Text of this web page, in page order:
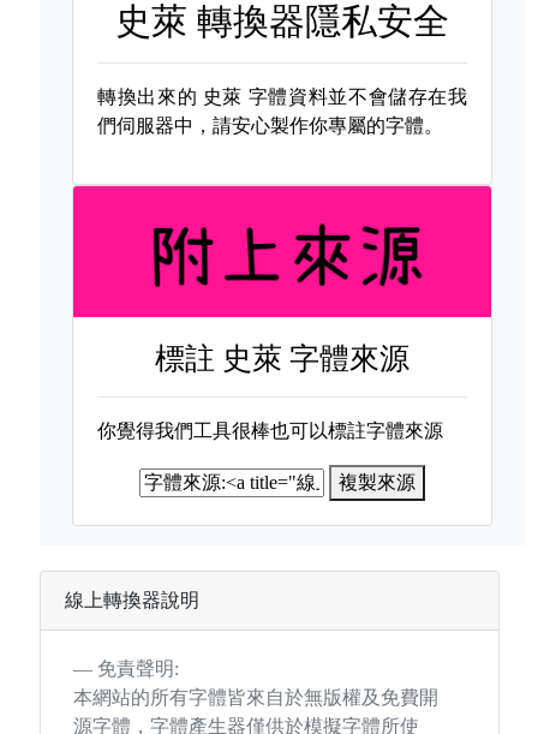
史萊 轉換器隱私安全
轉換出來的 史萊 字體資料並不會儲存在我
們伺服器中，請安心製作你專屬的字體。
標註 史萊 字體來源
你覺得我們工具很棒也可以標註字體來源
複製來源
線上轉換器說明
免責聲明:
本網站的所有字體皆來自於無版權及免費開
源字體，字體產生器僅供於模擬字體所使